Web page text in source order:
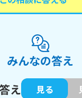
みんなの答え
え
見る